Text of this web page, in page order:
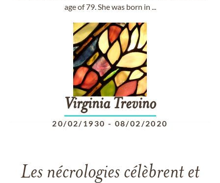
age of 79. She was born in ...
Virginia Trevino
20/02/1930 - 08/02/2020
Les nécrologies célèbrent et